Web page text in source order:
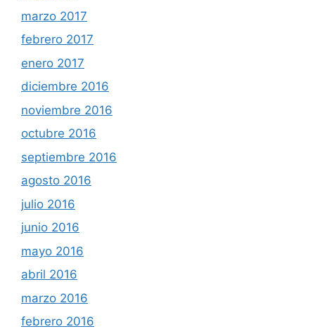
marzo 2017
febrero 2017
enero 2017
diciembre 2016
noviembre 2016
octubre 2016
septiembre 2016
agosto 2016
julio 2016
junio 2016
mayo 2016
abril 2016
marzo 2016
febrero 2016